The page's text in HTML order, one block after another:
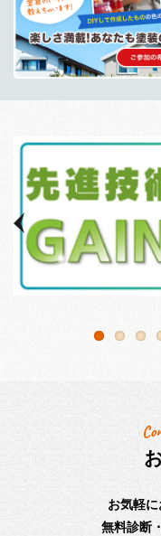
お気軽に
無料診断